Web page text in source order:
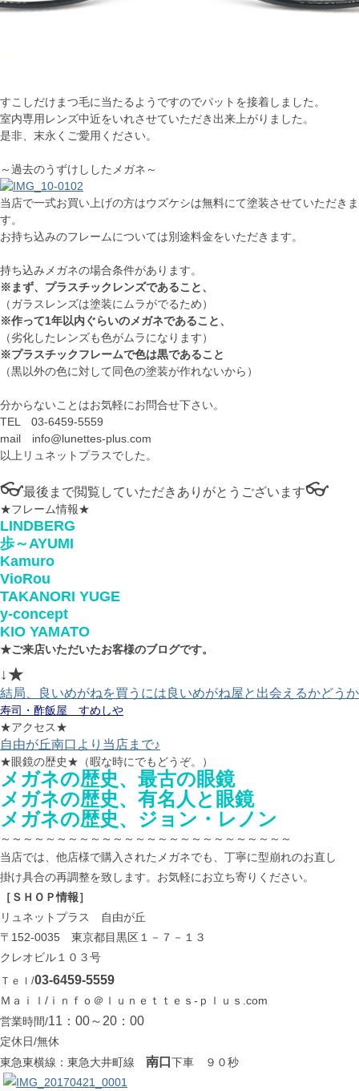
すこしだけまつ毛に当たるようですのでパットを接着しました。
室内専用レンズ中近をいれさせていただき出来上がりました。
是非、末永くご愛用ください。
～過去のうずけししたメガネ～
当店で一式お買い上げの方はウズケシは無料にて塗装させていただきま
す。
お持ち込みのフレームについては別途料金をいただきます。
持ち込みメガネの場合条件があります。
※まず、プラスチックレンズであること、
（ガラスレンズは塗装にムラがでるため）
※作って1年以内ぐらいのメガネであること、
（劣化したレンズも色がムラになります）
※プラスチックフレームで色は黒であること
（黒以外の色に対して同色の塗装が作れないから）
分からないことはお気軽にお問合せ下さい。
TEL 03-6459-5559
mail info@lunettes-plus.com
以上リュネットプラスでした。
👓最後まで閲覧していただきありがとうございます👓
★フレーム情報★
LINDBERG
歩～AYUMI
Kamuro
VioRou
TAKANORI YUGE
y-concept
KIO YAMATO
★ご来店いただいたお客様のブログです。
↓★
結局、良いめがねを買うには良いめがね屋と出会えるかどうか
寿司・酢飯屋 すめしや
★アクセス★
自由が丘南口より当店まで♪
★眼鏡の歴史★（暇な時にでもどうぞ。）
メガネの歴史、最古の眼鏡
メガネの歴史、有名人と眼鏡
メガネの歴史、ジョン・レノン
～～～～～～～～～～～～～～～～～～～～～～～～～～
当店では、他店様で購入されたメガネでも、丁寧に型崩れのお直し
掛け具合の再調整を致します。お気軽にお立ち寄りください。
［ＳＨＯＰ情報］
リュネットプラス 自由が丘
〒152-0035 東京都目黒区１－７－１３
クレオビル１０３号
Ｔｅｌ/03-6459-5559
Ｍａｉｌ/ｉｎｆｏ＠ｌｕｎｅｔｔｅｓ-ｐｌｕｓ.com
営業時間/11：00～20：00
定休日/無休
東急東横線：東急大井町線 南口 下車 ９０秒